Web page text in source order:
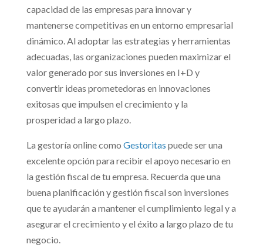
capacidad de las empresas para innovar y
mantenerse competitivas en un entorno empresarial
dinámico. Al adoptar las estrategias y herramientas
adecuadas, las organizaciones pueden maximizar el
valor generado por sus inversiones en I+D y
convertir ideas prometedoras en innovaciones
exitosas que impulsen el crecimiento y la
prosperidad a largo plazo.
La gestoría online como Gestoritas puede ser una
excelente opción para recibir el apoyo necesario en
la gestión fiscal de tu empresa. Recuerda que una
buena planificación y gestión fiscal son inversiones
que te ayudarán a mantener el cumplimiento legal y a
asegurar el crecimiento y el éxito a largo plazo de tu
negocio.